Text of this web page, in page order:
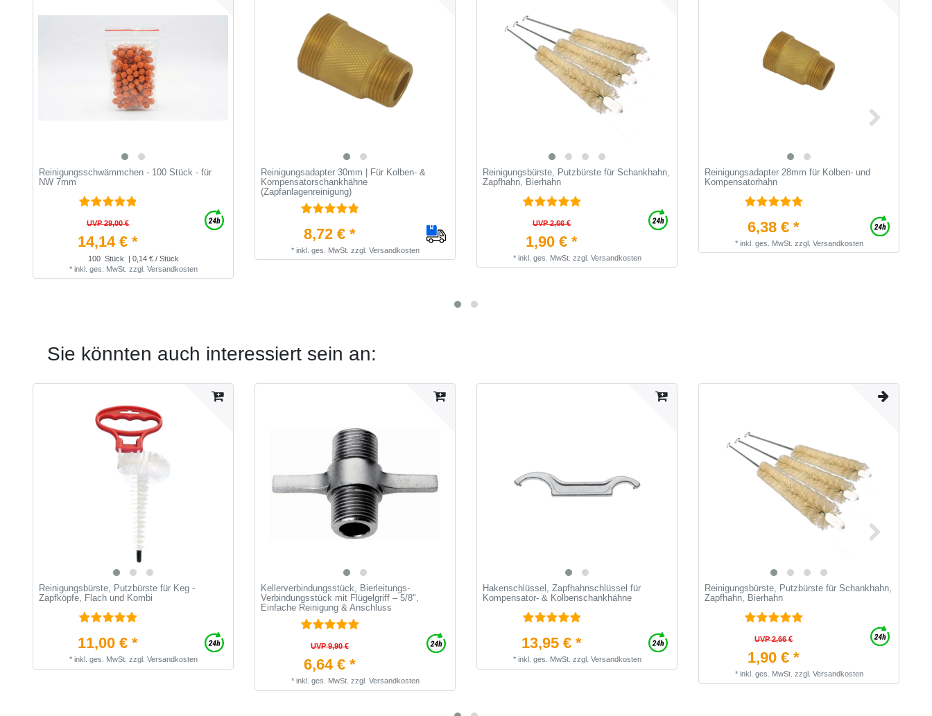
Reinigungsschwämmchen - 100 Stück - für
NW 7mm
UVP 29,00 €
14,14 € *
100 Stück
| 0,14 € / Stück
* inkl. ges. MwSt. zzgl. Versandkosten
Reinigungsadapter 30mm | Für Kolben- &
Kompensatorschankhähne
(Zapfanlagenreinigung)
8,72 € *
* inkl. ges. MwSt. zzgl. Versandkosten
Reinigungsbürste, Putzbürste für Schankhahn,
Zapfhahn, Bierhahn
UVP 2,66 €
1,90 € *
* inkl. ges. MwSt. zzgl. Versandkosten
Reinigungsadapter 28mm für Kolben- und
Kompensatorhahn
6,38 € *
* inkl. ges. MwSt. zzgl. Versandkosten
Sie könnten auch interessiert sein an:
Reinigungsbürste, Putzbürste für Keg -
Zapfköpfe, Flach und Kombi
11,00 € *
* inkl. ges. MwSt. zzgl. Versandkosten
Kellerverbindungsstück, Bierleitungs-
Verbindungsstück mit Flügelgriff – 5/8",
Einfache Reinigung & Anschluss
UVP 9,90 €
6,64 € *
* inkl. ges. MwSt. zzgl. Versandkosten
Hakenschlüssel, Zapfhahnschlüssel für
Kompensator- & Kolbenschankhähne
13,95 € *
* inkl. ges. MwSt. zzgl. Versandkosten
Reinigungsbürste, Putzbürste für Schankhahn,
Zapfhahn, Bierhahn
UVP 2,66 €
1,90 € *
* inkl. ges. MwSt. zzgl. Versandkosten